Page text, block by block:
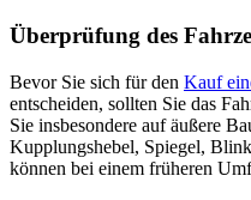
Überprüfung des
Bevor Sie sich für den Kauf
entscheiden, sollten Sie das
Sie insbesondere auf äußere
Kupplungshebel, Spiegel,
können bei einem früheren